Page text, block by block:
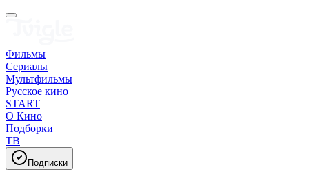
Фильмы
Сериалы
Мультфильмы
Русское кино
START
О Кино
Подборки
ТВ
Подписки